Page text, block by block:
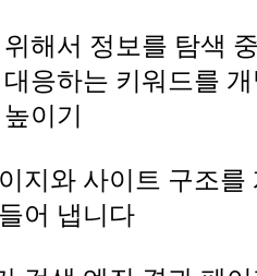
이기
어 냅니다